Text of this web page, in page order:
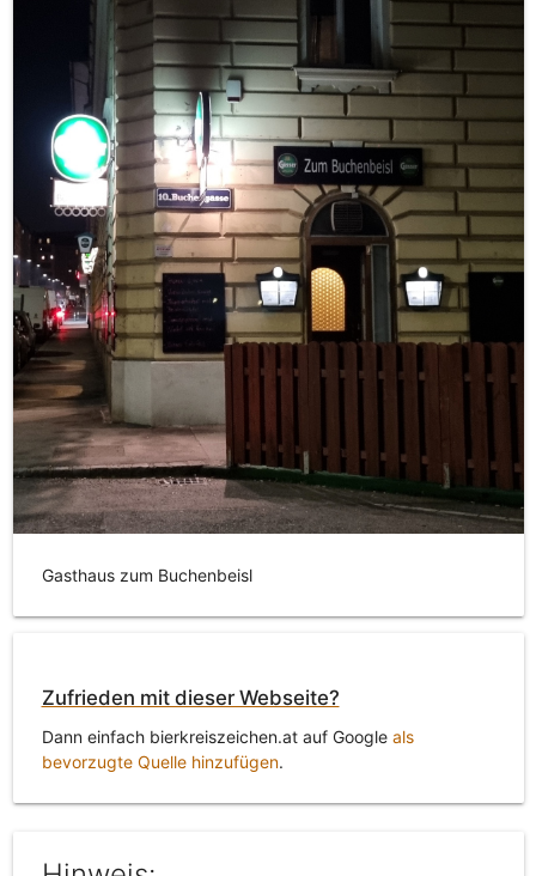
Gasthaus zum Buchenbeisl
Zufrieden mit dieser Webseite?
Dann einfach bierkreiszeichen.at auf Google als
bevorzugte Quelle hinzufügen.